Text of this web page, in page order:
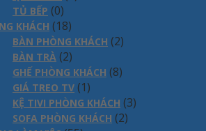
TỦ BẾP (0)
KHÁCH (18)
BÀN PHÒNG KHÁCH (2)
BÀN TRÀ (2)
GHẾ PHÒNG KHÁCH (8)
GIÁ TREO TV (1)
KỆ TIVI PHÒNG KHÁCH (3)
SOFA PHÒNG KHÁCH (2)